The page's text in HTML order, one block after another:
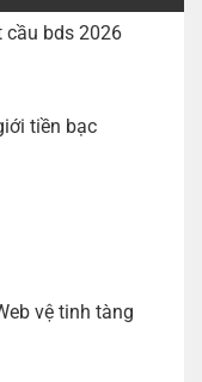
cầu bds 2026
tiền bạc
vệ tinh tàng